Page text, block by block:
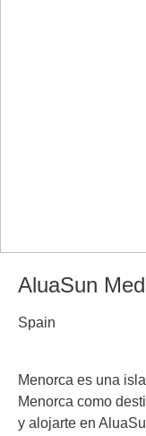
AluaSun
Spain
Menorca es una
Menorca como
y alojarte en